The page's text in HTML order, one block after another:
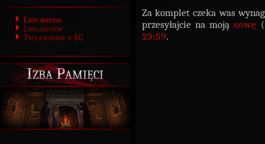
Lista skrytek
Lista zakupów
Twój rachunek w BG
Izba Pamięci
Za komplet czeka was
przesyłajcie na moją sowę (
23:59.